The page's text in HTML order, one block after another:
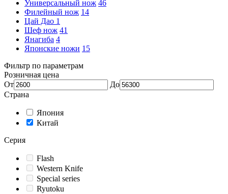
Универсальный нож 46
Филейный нож 14
Цай Дао 1
Шеф нож 41
Янагиба 4
Японские ножи 15
Фильтр по параметрам
Розничная цена
От
До
Страна
Япония
Китай
Серия
Flash
Western Knife
Special series
Ryutoku